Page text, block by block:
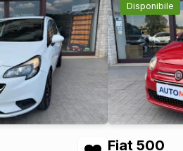
Disponibile
Fiat 500